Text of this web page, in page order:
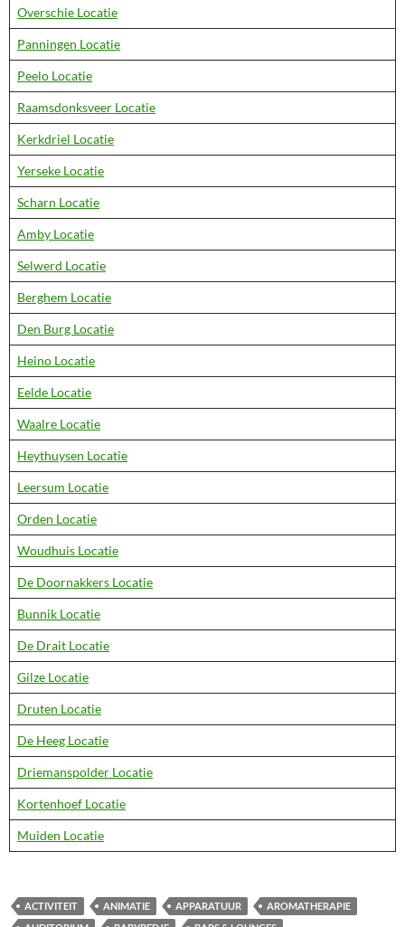
Overschie Locatie
Panningen Locatie
Peelo Locatie
Raamsdonksveer Locatie
Kerkdriel Locatie
Yerseke Locatie
Scharn Locatie
Amby Locatie
Selwerd Locatie
Berghem Locatie
Den Burg Locatie
Heino Locatie
Eelde Locatie
Waalre Locatie
Heythuysen Locatie
Leersum Locatie
Orden Locatie
Woudhuis Locatie
De Doornakkers Locatie
Bunnik Locatie
De Drait Locatie
Gilze Locatie
Druten Locatie
De Heeg Locatie
Driemanspolder Locatie
Kortenhoef Locatie
Muiden Locatie
ACTIVITEIT ANIMATIE APPARATUUR
AROMATHERAPIE